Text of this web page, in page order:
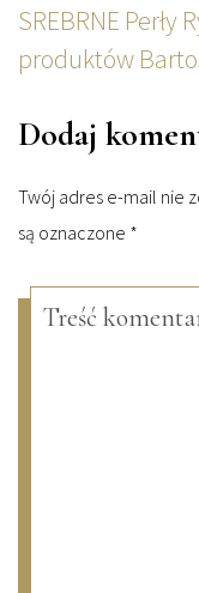
SREBRNE
produktów
Dodaj
Twój adres e-mail nie
są oznaczone *